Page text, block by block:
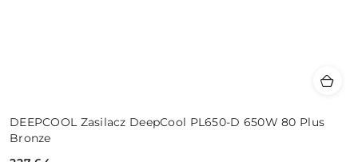
DEEPCOOL Zasilacz DeepCool PL650-D 650W 80 Plus
Bronze